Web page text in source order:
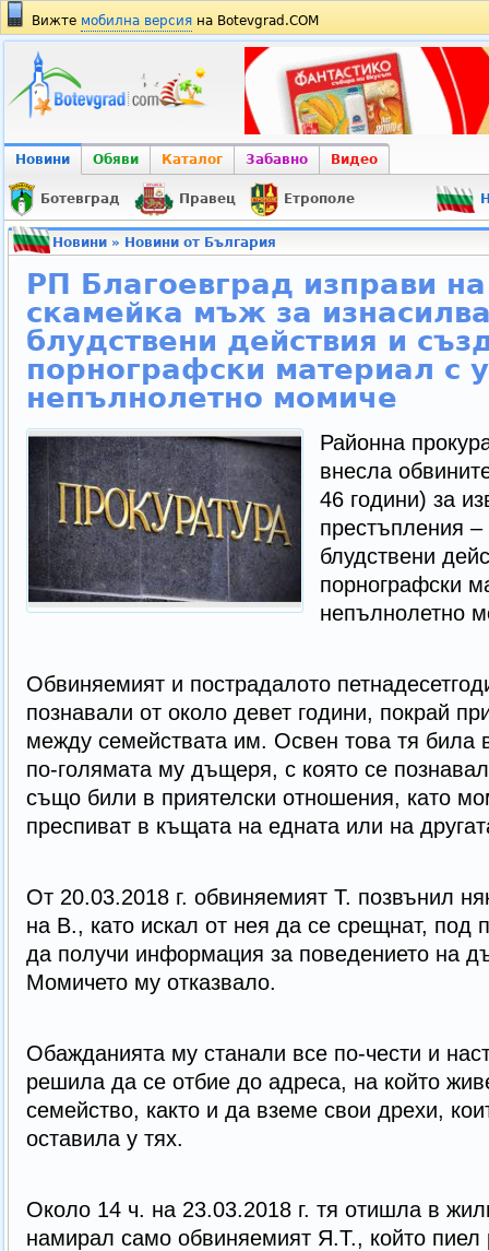
Вижте мобилна версия на Botevgrad.COM
Новини Обяви Каталог Забавно Видео
Ботевград Правец Етрополе
Новини» Новини от България
РП Благоевград изправи
скамейка мъж за
блудствени действия и
порнографски материал с
непълнолетно момиче
Районна
внесла
46 години) за
престъпления
блудствени
порнографски
непълнолетно
Обвиняемият и пострадалото
познавали от около девет години, покрай
между семействата им. Освен това тя била
по-голямата му дъщеря, с която се
също били в приятелски отношения, като
преспиват в къщата на едната или на
От 20.03.2018 г. обвиняемият Т. позвънил
на В., като искал от нея да се срещнат, под
да получи информация за поведението на
Момичето му отказвало.
Обажданията му станали все по-чести и
решила да се отбие до адреса, на който
семейство, както и да вземе свои дрехи,
оставила у тях.
Около 14 ч. на 23.03.2018 г. тя отишла в
намирал само обвиняемият Я.Т., който